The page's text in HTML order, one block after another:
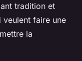
tradition et
faire une
la